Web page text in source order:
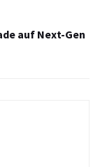
auf Next-Gen